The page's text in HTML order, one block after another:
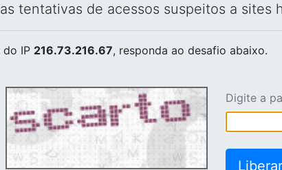
tentativas de acessos suspeitos a sites
do IP 216.73.216.67, responda ao desafio abaixo.
Digite a